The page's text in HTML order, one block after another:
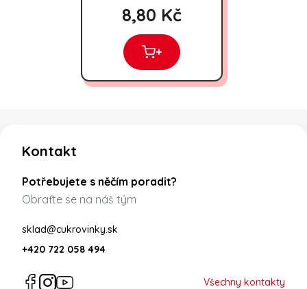
8,80 Kč
+
Kontakt
Potřebujete s něčím poradit?
Obraťte se na náš tým
sklad@cukrovinky.sk
+420 722 058 494
Všechny kontakty